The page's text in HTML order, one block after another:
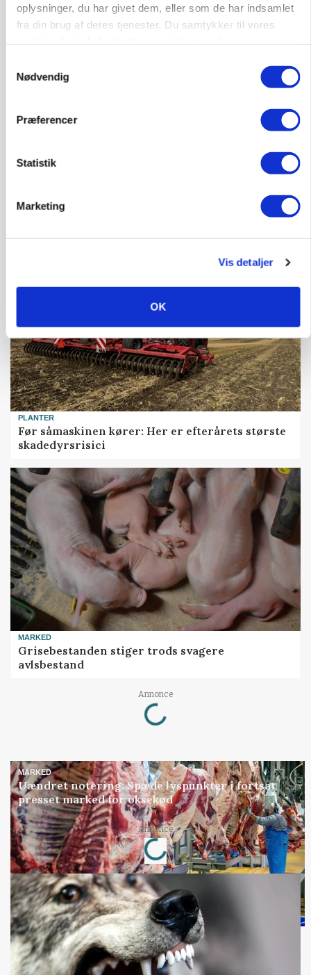
oplysninger, du har givet dem, eller som de har indsamlet
fra din brug af deres tjenester. Du samtykker til vores
Nødvendig
Præferencer
Statistik
Marketing
Vis detaljer
OK
KVÆG
PLANTER
Før såmaskinen kører: Her er efterårets største
skadedyrsrisici
MARKED
Grisebestanden stiger trods svagere
avlsbestand
Annonce
Loading...
MARKED
Uændret notering: Spæde lyspunkter i fortsat
presset marked for oksekød
Annonce
Loading...